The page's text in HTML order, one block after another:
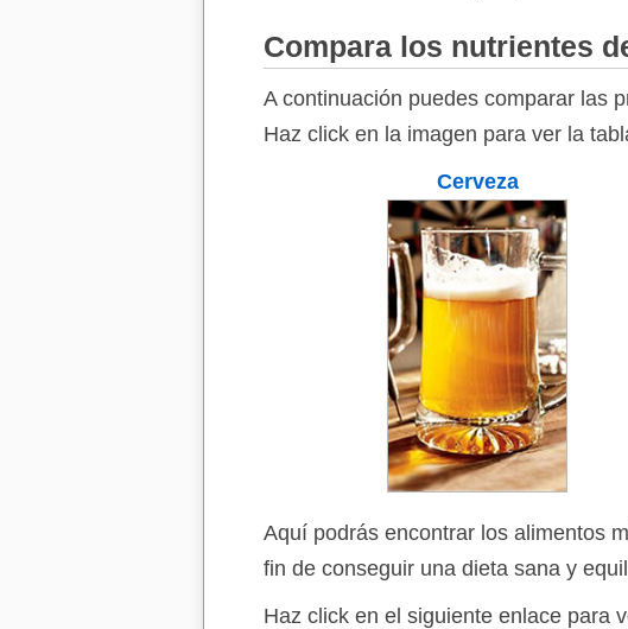
Compara los nutrientes
A continuación puedes comparar las
Haz click en la imagen para ver la
Cerveza
Aquí podrás encontrar los alimentos
fin de conseguir una dieta sana y
Haz click en el siguiente enlace para